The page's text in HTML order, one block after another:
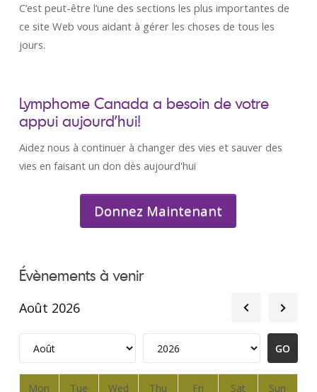
C’est peut-être l’une des sections les plus importantes de
ce site Web vous aidant à gérer les choses de tous les
jours.
Lymphome Canada a besoin de votre
appui aujourd’hui!
Aidez nous à continuer à changer des vies et sauver des
vies en faisant un don dès aujourd'hui
Donnez Maintenant
Évènements à venir
Août 2026
Mon Tue Wed Thu Fri Sat Sun